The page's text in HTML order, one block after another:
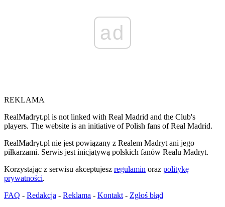
ad
REKLAMA
RealMadryt.pl is not linked with Real Madrid and the Club's
players. The website is an initiative of Polish fans of Real Madrid.
RealMadryt.pl nie jest powiązany z Realem Madryt ani jego
piłkarzami. Serwis jest inicjatywą polskich fanów Realu Madryt.
Korzystając z serwisu akceptujesz regulamin oraz politykę
prywatności.
FAQ - Redakcja - Reklama - Kontakt - Zgłoś błąd